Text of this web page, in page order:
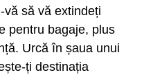
vă să vă extindeți
pentru bagaje, plus
Urcă în șaua unui
ți destinația